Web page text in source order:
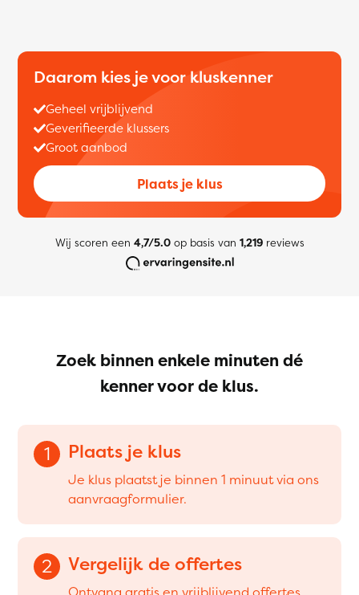
Daarom kies je voor kluskenner
Geheel vrijblijvend
Geverifieerde klussers
Groot aanbod
Plaats je klus
Wij scoren een 4,7/5.0op basis van 1,219reviews
Zoek binnen enkele minuten dé
kenner voor de klus.
1 Plaats je klus
Je klus plaatst je binnen 1 minuut via ons
aanvraagformulier.
2 Vergelijk de offertes